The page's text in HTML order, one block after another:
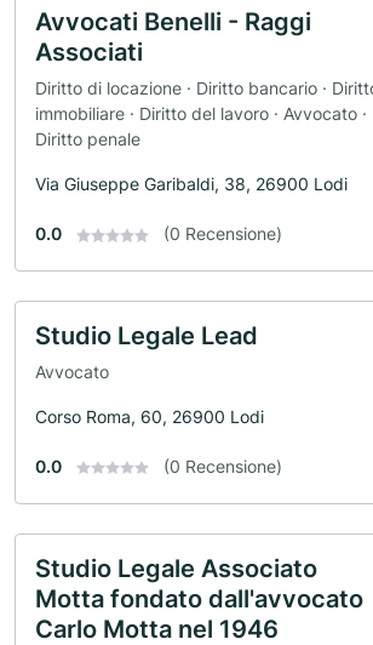
Avvocati Benelli - Raggi
Associati
Diritto di locazione · Diritto bancario ·
immobiliare · Diritto del lavoro · Avvocato ·
Diritto penale
Via Giuseppe Garibaldi, 38, 26900 Lodi
0.0 (0 Recensione)
Studio Legale Lead
Avvocato
Corso Roma, 60, 26900 Lodi
0.0 (0 Recensione)
Studio Legale Associato
Motta fondato dall'avvocato
Carlo Motta nel 1946